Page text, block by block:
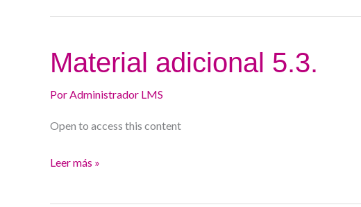
Material adicional 5.3.
PorAdministrador LMS
Open to access this content
Material
adicional
5.3.
Leer más »